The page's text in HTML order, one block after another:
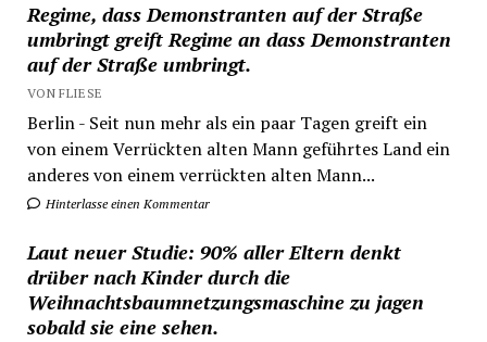
Regime, dass Demonstranten auf der Straße
umbringt greift Regime an dass Demonstranten
auf der Straße umbringt.
VON FLIESE
Berlin - Seit nun mehr als ein paar Tagen greift ein
von einem Verrückten alten Mann geführtes Land ein
anderes von einem verrückten alten Mann...
Hinterlasse einen Kommentar
Laut neuer Studie: 90% aller Eltern denkt
drüber nach Kinder durch die
Weihnachtsbaumnetzungsmaschine zu jagen
sobald sie eine sehen.